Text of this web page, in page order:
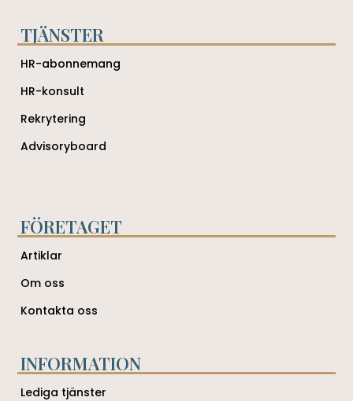
TJÄNSTER
HR-abonnemang
HR-konsult
Rekrytering
Advisoryboard
FÖRETAGET
Artiklar
Om oss
Kontakta oss
INFORMATION
Lediga tjänster